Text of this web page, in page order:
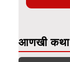
आणखी कथा